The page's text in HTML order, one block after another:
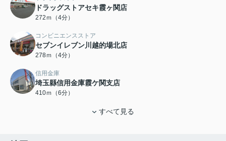
ドラッグストアセキ霞ヶ関店
272ｍ（4分）
コンビニエンスストア
セブンイレブン川越的場北店
278ｍ（4分）
信用金庫
埼玉縣信用金庫霞ケ関支店
410ｍ（6分）
すべて見る